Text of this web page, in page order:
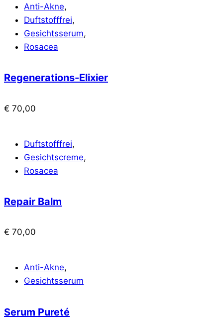
Anti-Akne,
Duftstofffrei,
Gesichtsserum,
Rosacea
Regenerations-Elixier
€ 70,00
Duftstofffrei,
Gesichtscreme,
Rosacea
Repair Balm
€ 70,00
Anti-Akne,
Gesichtsserum
Serum Pureté